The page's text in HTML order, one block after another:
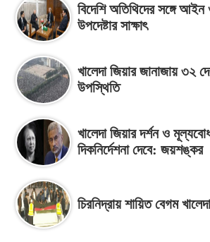
বিদেশি অতিথিদের সঙ্গে আইন
উপদেষ্টার সাক্ষাৎ
খালেদা জিয়ার জানাজায় ৩২
উপস্থিতি
খালেদা জিয়ার দর্শন ও
দিকনির্দেশনা দেবে: জয়শঙ্কর
চিরনিদ্রায় শায়িত বেগম